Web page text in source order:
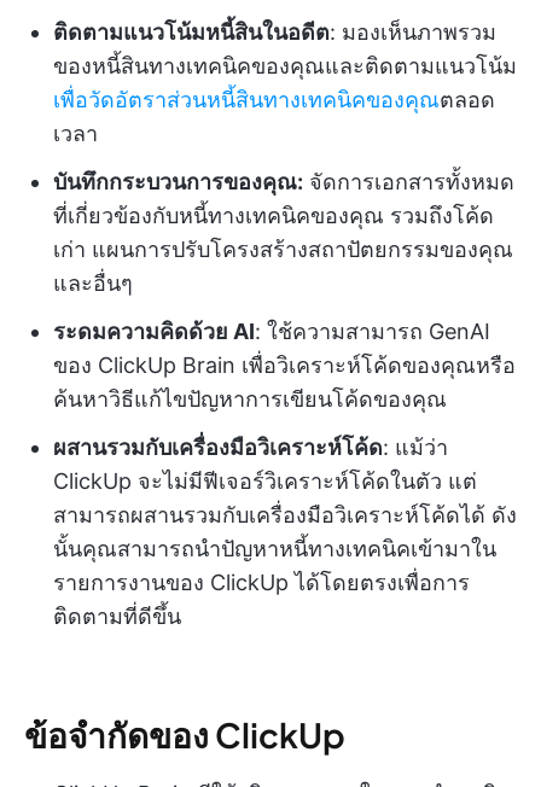
ติดตามแนวโน้มหนี้สินในอดีต: มองเห็นภาพรวม
ของหนี้สินทางเทคนิคของคุณและติดตามแนวโน้ม
เพื่อวัดอัตราส่วนหนี้สินทางเทคนิคของคุณตลอด
เวลา
บันทึกกระบวนการของคุณ: จัดการเอกสารทั้งหมด
ที่เกี่ยวข้องกับหนี้ทางเทคนิคของคุณ รวมถึงโค้ด
เก่า แผนการปรับโครงสร้างสถาปัตยกรรมของคุณ
และอื่นๆ
ระดมความคิดด้วย AI: ใช้ความสามารถ GenAI
ของ ClickUp Brain เพื่อวิเคราะห์โค้ดของคุณหรือ
ค้นหาวิธีแก้ไขปัญหาการเขียนโค้ดของคุณ
ผสานรวมกับเครื่องมือวิเคราะห์โค้ด: แม้ว่า
ClickUp จะไม่มีฟีเจอร์วิเคราะห์โค้ดในตัว แต่
สามารถผสานรวมกับเครื่องมือวิเคราะห์โค้ดได้ ดัง
นั้นคุณสามารถนำปัญหาหนี้ทางเทคนิคเข้ามาใน
รายการงานของ ClickUp ได้โดยตรงเพื่อการ
ติดตามที่ดีขึ้น
ข้อจำกัดของ ClickUp